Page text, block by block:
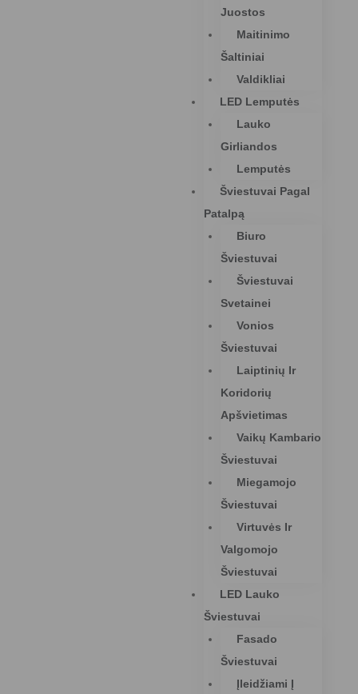
Juostos
Maitinimo
Šaltiniai
Valdikliai
LED Lemputės
Lauko
Girliandos
Lemputės
Šviestuvai Pagal
Patalpą
Biuro
Šviestuvai
Šviestuvai
Svetainei
Vonios
Šviestuvai
Laiptinių Ir
Koridorių
Apšvietimas
Vaikų Kambario
Šviestuvai
Miegamojo
Šviestuvai
Virtuvės Ir
Valgomojo
Šviestuvai
LED Lauko
Šviestuvai
Fasado
Šviestuvai
Įleidžiami Į